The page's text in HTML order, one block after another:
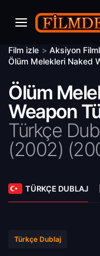
Film izle > Aksiyon
Ölüm Melekleri Naked
Ölüm
Weapon
Türkçe
(2002) (
TÜRKÇE DUBLAJ
Türkçe Dublaj